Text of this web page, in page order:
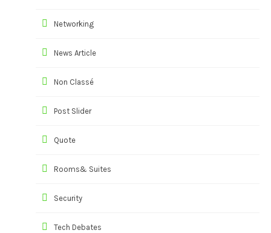
Networking
News Article
Non Classé
Post Slider
Quote
Rooms& Suites
Security
Tech Debates